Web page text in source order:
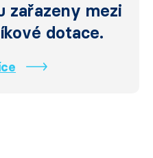
zařazeny mezi
dotace.